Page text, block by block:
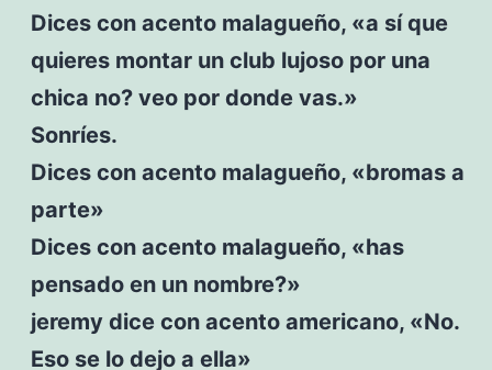
Dices con acento malagueño, «a sí que
quieres montar un club lujoso por una
chica no? veo por donde vas.»
Sonríes.
Dices con acento malagueño, «bromas a
parte»
Dices con acento malagueño, «has
pensado en un nombre?»
jeremy dice con acento americano, «No.
Eso se lo dejo a ella»